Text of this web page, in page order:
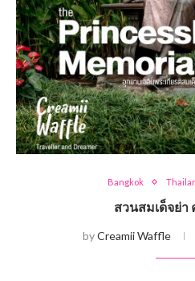
Bangkok
สวนสมเด็จย่า
byCreamii Waffle